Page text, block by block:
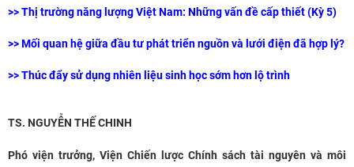
>> Thị trường năng lượng Việt Nam: Những vấn đề cấp thiết (Kỳ 5)
>> Mối quan hệ giữa đầu tư phát triển nguồn và lưới điện đã hợp lý?
>> Thúc đẩy sử dụng nhiên liệu sinh học sớm hơn lộ trình
TS. NGUYỄN THẾ CHINH
Phó viện trưởng, Viện Chiến lược Chính sách tài nguyên và môi